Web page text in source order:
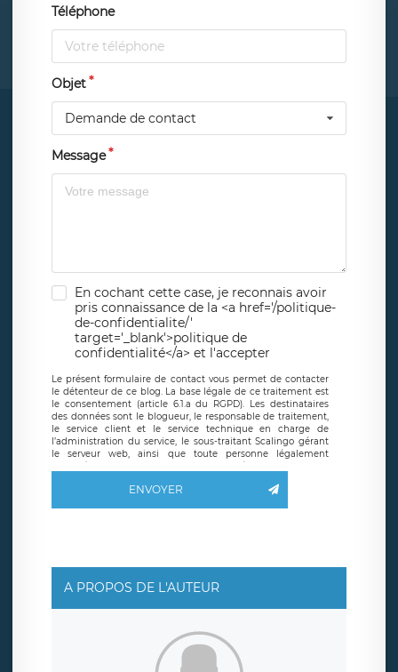
Téléphone
Objet
Demande de contact
Message
En cochant cette case, je reconnais avoir
pris connaissance de la <a href='/politique-
de-confidentialite/'
target='_blank'>politique de
confidentialité</a> et l'accepter
Le présent formulaire de contact vous permet de contacter
le détenteur de ce blog. La base légale de ce traitement est
le consentement (article 6.1.a du RGPD). Les destinataires
des données sont le blogueur, le responsable de traitement,
le service client et le service technique en charge de
l’administration du service, le sous-traitant Scalingo gérant
le serveur web, ainsi que toute personne légalement
autorisée. Le formulaire de contact à destination du
basé en France et offrant des
clauses de protection
limitation du traitement relatif à vos données à caractère
données. Vous pouvez exercer ces droits auprès du délégué
de traitement est la société LÉGAVOX, sis 9 rue Léopold
Sédar Senghor, joignable à l’adresse mail :
responsabledetraitement@legavox.fr. Vous avez également
ENVOYER
A PROPOS DE L'AUTEUR